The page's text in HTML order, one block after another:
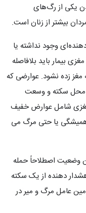
یکی از رگ‌های
بیشتر از زنان است.
وجود نداشته یا
بیمار باید بلافاصله
زده نشود. عوارضی که
محل سکته و وسعت
شامل عوارض خفیف
همیشگی یا حتی مرگ می
وضعیت اصطلاحاً حمله
دهنده از یک سکته
عامل مرگ و میر در